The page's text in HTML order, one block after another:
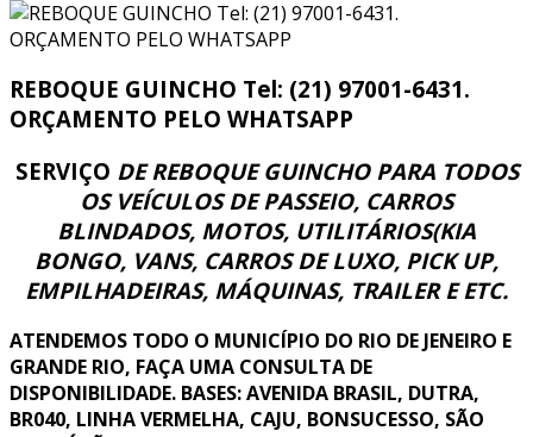
REBOQUE GUINCHO Tel: (21) 97001-6431.
ORÇAMENTO PELO WHATSAPP
SERVIÇO DE REBOQUE GUINCHO PARA TODOS
OS VEÍCULOS DE PASSEIO, CARROS
BLINDADOS, MOTOS, UTILITÁRIOS(KIA
BONGO, VANS, CARROS DE LUXO, PICK UP,
EMPILHADEIRAS, MÁQUINAS, TRAILER E ETC.
ATENDEMOS TODO O MUNICÍPIO DO RIO DE JENEIRO E
GRANDE RIO, FAÇA UMA CONSULTA DE
DISPONIBILIDADE. BASES: AVENIDA BRASIL, DUTRA,
BR040, LINHA VERMELHA, CAJU, BONSUCESSO, SÃO